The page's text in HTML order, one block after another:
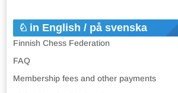
in English / på svenska
Finnish Chess Federation
FAQ
Membership fees and other payments